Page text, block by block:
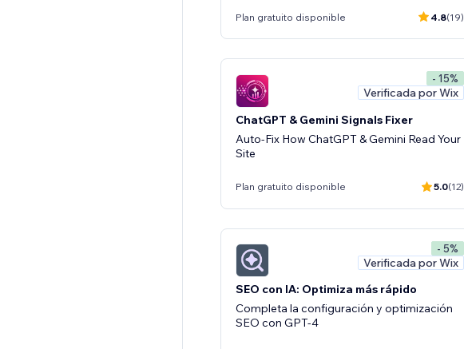
Plan gratuito disponible 4.8(19)
- 15%
Verificada por Wix
ChatGPT & Gemini Signals Fixer
Auto-Fix How ChatGPT & Gemini Read Your
Site
Plan gratuito disponible 5.0(12)
- 5%
Verificada por Wix
SEO con IA: Optimiza más rápido
Completa la configuración y optimización
SEO con GPT-4